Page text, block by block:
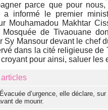
parce que pour
a informé le premier
Mouhamadou Makhtar
Mosquée de Tivaouane
Sy Mansour devant le chef
dans la cité religieuse
pour ainsi, saluer les
d’urgence, elle déclare,
de mourir.